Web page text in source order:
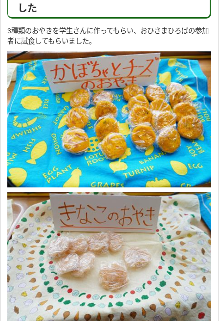
した
3種類のおやきを学生さんに作ってもらい、おひさまひろばの参加
者に試食してもらいました。